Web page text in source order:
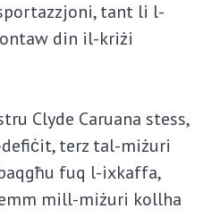
tant li l-
din il-kriżi
Clyde Caruana stess,
terz tal-miżuri
fuq l-ixkaffa,
mill-miżuri kollha